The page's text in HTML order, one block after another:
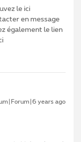
le ici
en message
également le lien
years ago